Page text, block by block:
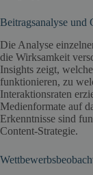
Beitragsanalyse und
Die Analyse
die Wirksamkeit
Insights zeigt,
funktionieren, zu
Interaktionsraten
Medienformate auf
Erkenntnisse sind
Content-Strategie.